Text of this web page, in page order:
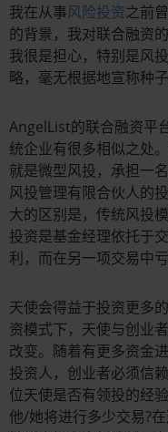
我在从事风险投资之前
的背景，我对联合融资
我很是担心，特别是风
略，毫无根据地宣称种
AngelList的联合融资平
统企业有很多相似之处
就是微型风投，承担一
风投管理有限合伙人的
大的区别是，传统风投
投资是基金经理依托于
利，而在另一项交易中亏
天使会得益于投资更多
资模式下，天使与创业
改变。随着有更多资金
投资人，创业者必须信
位天使是否有领投的经
他/她将进行多少交易?